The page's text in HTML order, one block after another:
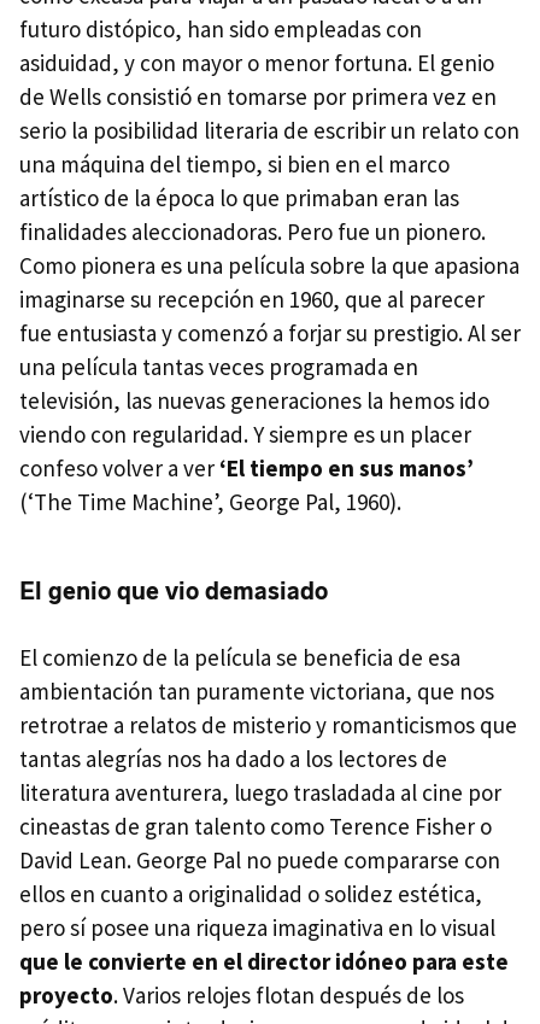
futuro distópico, han sido empleadas con
asiduidad, y con mayor o menor fortuna. El genio
de Wells consistió en tomarse por primera vez en
serio la posibilidad literaria de escribir un relato con
una máquina del tiempo, si bien en el marco
artístico de la época lo que primaban eran las
finalidades aleccionadoras. Pero fue un pionero.
Como pionera es una película sobre la que apasiona
imaginarse su recepción en 1960, que al parecer
fue entusiasta y comenzó a forjar su prestigio. Al ser
una película tantas veces programada en
televisión, las nuevas generaciones la hemos ido
viendo con regularidad. Y siempre es un placer
confeso volver a ver ‘El tiempo en sus manos’
(‘The Time Machine’, George Pal, 1960).
El genio que vio demasiado
El comienzo de la película se beneficia de esa
ambientación tan puramente victoriana, que nos
retrotrae a relatos de misterio y romanticismos que
tantas alegrías nos ha dado a los lectores de
literatura aventurera, luego trasladada al cine por
cineastas de gran talento como Terence Fisher o
David Lean. George Pal no puede compararse con
ellos en cuanto a originalidad o solidez estética,
pero sí posee una riqueza imaginativa en lo visual
que le convierte en el director idóneo para este
proyecto. Varios relojes flotan después de los